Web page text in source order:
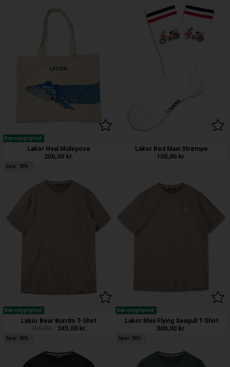
Bæredygtighed
Lakor Hval Mulepose
200,00 kr.
Lakor Red Maxi Strømpe
100,00 kr.
Spar 30%
Bæredygtighed
Lakor Bear Burrito T-Shirt
245,00 kr.
Bæredygtighed
Lakor Mini Flying Seagull T-Shirt
300,00 kr.
Spar 50% Spar 30%